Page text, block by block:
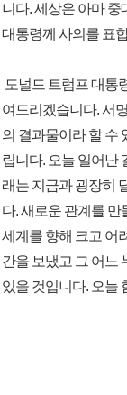
니다. 세상은 아마
대통령께 사의를 표
도널드 트럼프 대통
여드리겠습니다. 서
의 결과물이라 할 수
립니다. 오늘 일어난
래는 지금과 굉장히
다. 새로운 관계를 만
세계를 향해 크고 어
간을 보냈고 그 어느
있을 것입니다. 오늘